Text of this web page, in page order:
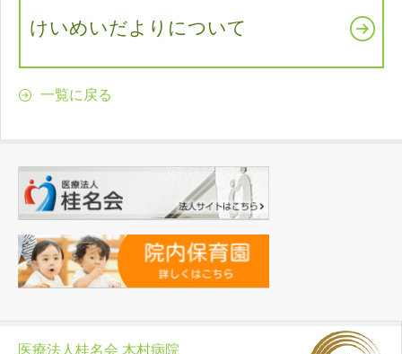
けいめいだよりについて
一覧に戻る
医療法人桂名会 木村病院